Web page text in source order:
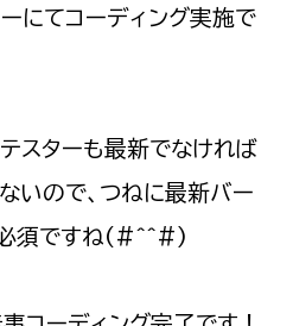
にてコーディング実施で
スターも最新でなければ
いので、つねに最新バー
必須ですね(#^^#)